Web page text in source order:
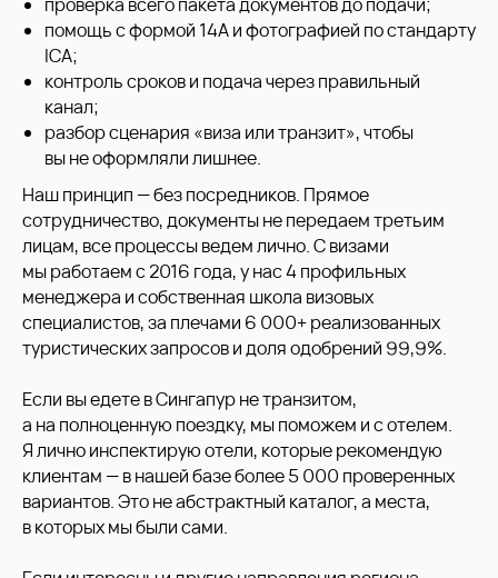
помощь с формой 14A и фотографией по стандарту
ICA;
контроль сроков и подача через правильный
канал;
разбор сценария «виза или транзит», чтобы
вы не оформляли лишнее.
Наш принцип — без посредников. Прямое
сотрудничество, документы не передаем третьим
лицам, все процессы ведем лично. С визами
мы работаем с 2016 года, у нас 4 профильных
менеджера и собственная школа визовых
специалистов, за плечами 6 000+ реализованных
туристических запросов и доля одобрений 99,9%.
Если вы едете в Сингапур не транзитом,
а на полноценную поездку, мы поможем и с отелем.
Я лично инспектирую отели, которые рекомендую
клиентам — в нашей базе более 5 000 проверенных
вариантов. Это не абстрактный каталог, а места,
в которых мы были сами.